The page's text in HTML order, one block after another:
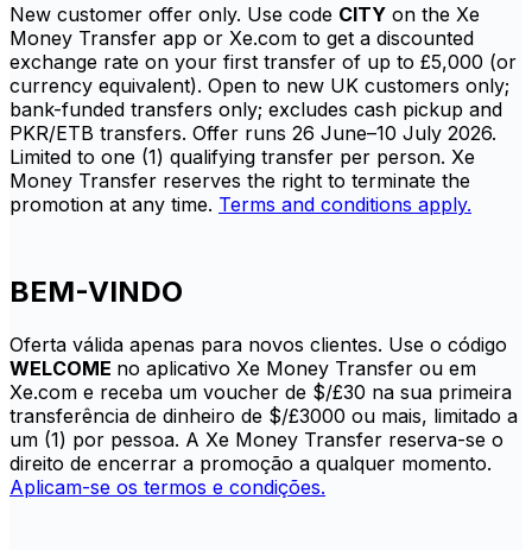
New customer offer only. Use code CITY on the Xe
Money Transfer app or Xe.com to get a discounted
exchange rate on your first transfer of up to £5,000 (or
currency equivalent). Open to new UK customers only;
bank-funded transfers only; excludes cash pickup and
PKR/ETB transfers. Offer runs 26 June–10 July 2026.
Limited to one (1) qualifying transfer per person. Xe
Money Transfer reserves the right to terminate the
promotion at any time. Terms and conditions apply.
BEM-VINDO
Oferta válida apenas para novos clientes. Use o código
WELCOME no aplicativo Xe Money Transfer ou em
Xe.com e receba um voucher de $/£30 na sua primeira
transferência de dinheiro de $/£3000 ou mais, limitado a
um (1) por pessoa. A Xe Money Transfer reserva-se o
direito de encerrar a promoção a qualquer momento.
Aplicam-se os termos e condições.